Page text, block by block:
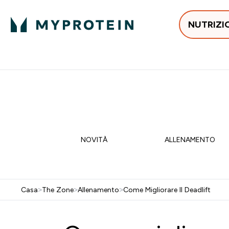
NOVITÀ ALLENAMENTO
Casa>The Zone>Allenamento>Come Migliorare Il Deadlift